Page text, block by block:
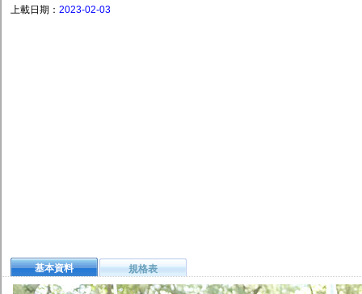
上載日期： 2023-02-03
基本資料 規格表